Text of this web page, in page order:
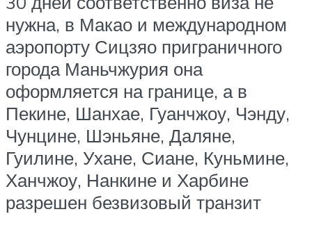
нужна, в Макао и международном
аэропорту Сицзяо приграничного
города Маньчжурия она
оформляется на границе, а в
Пекине, Шанхае, Гуанчжоу, Чэнду,
Чунцине, Шэньяне, Даляне,
Гуилине, Ухане, Сиане, Куньмине,
Ханчжоу, Нанкине и Харбине
разрешен безвизовый транзит